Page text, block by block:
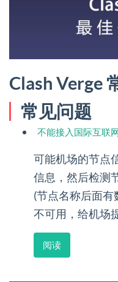
Clash Verge
常见问题
不能接入国际互联
可能机场的节点
信息，然后检测
(节点名称后面
不可用，给机场
阅读